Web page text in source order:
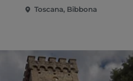
Toscana, Bibbona